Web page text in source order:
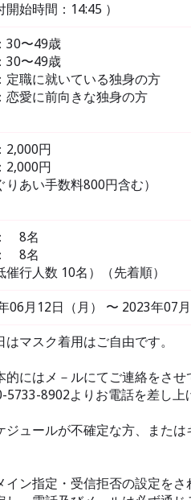
開始時間：14:45 ）
30〜49歳
30〜49歳
定職に就いている独身の方
恋愛に前向きな独身の方
2,000円
2,000円
りあい手数料800円含む）
8名
8名
催行人数 10名）（先着順）
06月12日（月） 〜 2023年07月
はマスク着用はご自由です。
的にはメ－ルにてご連絡をさ
5733-8902よりお電話を差し上
ジュールが不確定な方、また
イン指定・受信拒否の設定を